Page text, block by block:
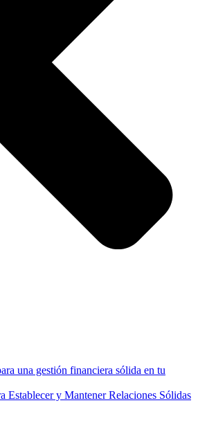
una gestión financiera sólida en tu
Establecer y Mantener Relaciones Sólidas